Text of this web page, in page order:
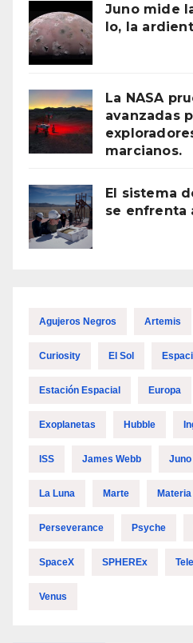
Juno mide
Io, la
La NASA
avanzadas
marcianos.
El sistema
se enfrenta
Agujeros Negros Artemis
Curiosity El Sol
Estación Espacial Europa
Exoplanetas Hubble
ISS James Webb Juno
La Luna Marte
Perseverance Psyche
SpaceX SPHEREx
Venus